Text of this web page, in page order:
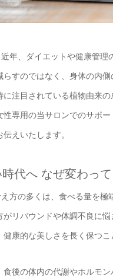
年、ダイエットや健康管
すのではなく、身体の内
注目されている植物由来
専用の当サロンでのサポ
えいたします。
代へ なぜ変わっ
え方の多くは、食べる量を
リバウンドや体調不良に
康的な美しさを長く保つこ
後の体内の代謝やホルモ